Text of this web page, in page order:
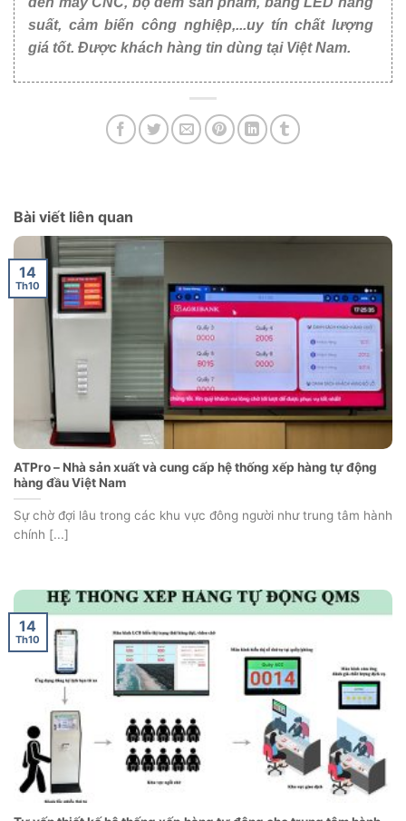
suất, cảm biến công nghiệp,...uy tín chất lượng
giá tốt. Được khách hàng tin dùng tại Việt Nam.
Bài viết liên quan
ATPro – Nhà sản xuất và cung cấp hệ thống xếp hàng tự động
hàng đầu Việt Nam
Sự chờ đợi lâu trong các khu vực đông người như trung tâm hành
chính [...]
14
Th10
14
Th10